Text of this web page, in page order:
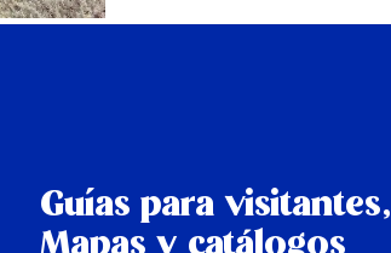
Guías para visitantes,